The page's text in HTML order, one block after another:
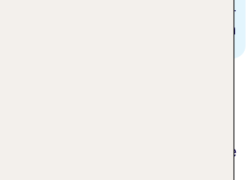
1.5 km
sich im Ortsteil Neue Tiefe und
hundert Meter von einem Binnensee
entfernt. Nach nur etwa 600 m